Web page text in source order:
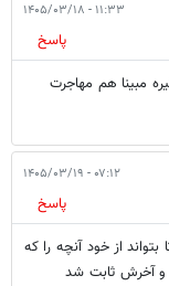
۱۱:۳۳ - ۱۴۰۵/۰۳/۱۸
پاسخ
مبینا هم مهاجرت
۰۷:۱۲ - ۱۴۰۵/۰۳/۱۹
پاسخ
از خود آنچه را که
و آخرش ثابت شد